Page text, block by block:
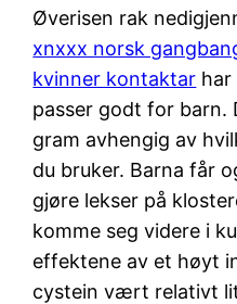
Øverisen rak
xnxxx norsk
kvinner kontaktar har
passer godt for barn.
gram avhengig av
du bruker. Barna får
gjøre lekser på
komme seg videre i
effektene av et høyt
cystein vært relativt